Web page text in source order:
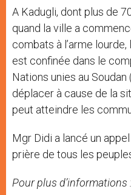
A Kadugli, dont plus de
quand la ville a
combats à l’arme
est confinée dans le
Nations unies au
déplacer à cause de la
peut atteindre les
Mgr Didi a lancé un
prière de tous les
Pour plus d’informations :